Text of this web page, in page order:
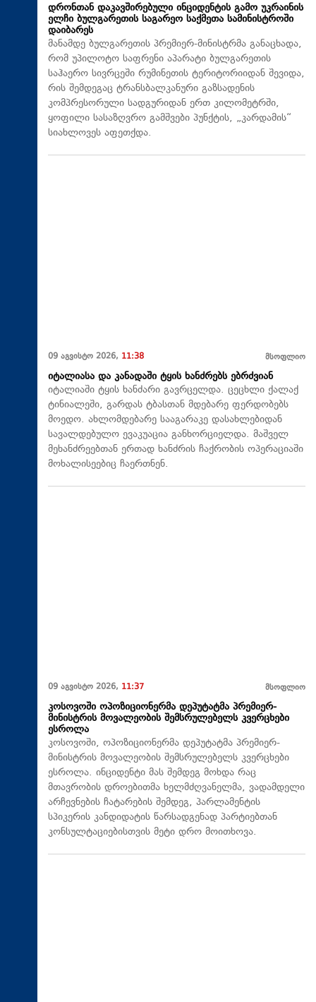
დრონთან დაკავშირებული ინციდენტის გამო უკრაინის
ელჩი ბულგარეთის საგარეო საქმეთა სამინისტროში
დაიბარეს
მანამდე ბულგარეთის პრემიერ-მინისტრმა განაცხადა,
რომ უპილოტო საფრენი აპარატი ბულგარეთის
საჰაერო სივრცეში რუმინეთის ტერიტორიიდან შევიდა,
რის შემდეგაც ტრანსბალკანური გაზსადენის
კომპრესორული სადგურიდან ერთ კილომეტრში,
ყოფილი სასაზღვრო გამშვები პუნქტის, „კარდამის“
სიახლოვეს აფეთქდა.
09 აგვისტო 2026, 11:38 მსოფლიო
იტალიასა და კანადაში ტყის ხანძრებს ებრძვიან
იტალიაში ტყის ხანძარი გავრცელდა. ცეცხლი ქალაქ
ტინიალეში, გარდას ტბასთან მდებარე ფერდობებს
მოედო. ახლომდებარე სააგარაკე დასახლებიდან
სავალდებულო ევაკუაცია განხორციელდა. მაშველ
მეხანძრეებთან ერთად ხანძრის ჩაქრობის ოპერაციაში
მოხალისეებიც ჩაერთნენ.
09 აგვისტო 2026, 11:37 მსოფლიო
კოსოვოში ოპოზიციონერმა დეპუტატმა პრემიერ-
მინისტრის მოვალეობის შემსრულებელს კვერცხები
ესროლა
კოსოვოში, ოპოზიციონერმა დეპუტატმა პრემიერ-
მინისტრის მოვალეობის შემსრულებელს კვერცხები
ესროლა. ინციდენტი მას შემდეგ მოხდა რაც
მთავრობის დროებითმა ხელმძღვანელმა, ვადამდელი
არჩევნების ჩატარების შემდეგ, პარლამენტის
სპიკერის კანდიდატის წარსადგენად პარტიებთან
კონსულტაციებისთვის მეტი დრო მოითხოვა.